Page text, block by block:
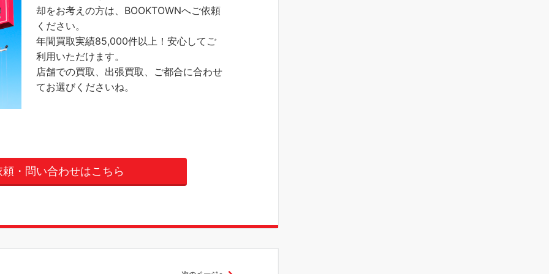
却をお考えの方は、BOOKTOWNへご依頼
ください。
年間買取実績85,000件以上！安心してご
利用いただけます。
店舗での買取、出張買取、ご都合に合わせ
てお選びくださいね。
・問い合わせはこちら